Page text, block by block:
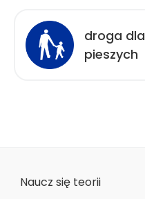
droga dla
pieszych
Naucz się teorii